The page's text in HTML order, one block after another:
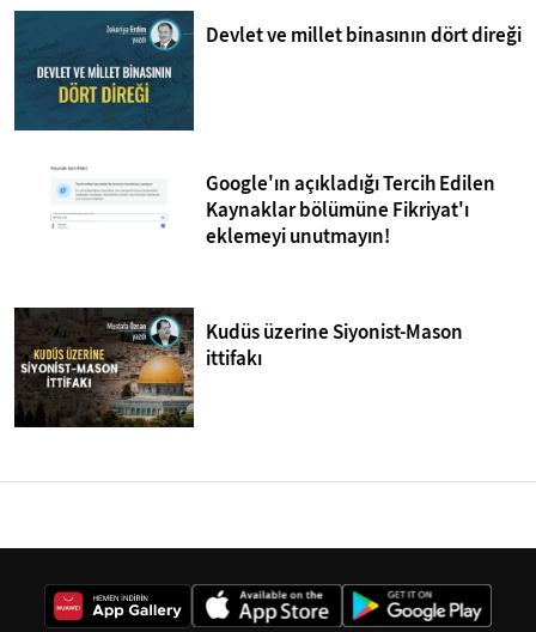
Devlet ve millet binasının dört direği
Google'ın açıkladığı Tercih Edilen
Kaynaklar bölümüne Fikriyat'ı
eklemeyi unutmayın!
Kudüs üzerine Siyonist-Mason
ittifakı